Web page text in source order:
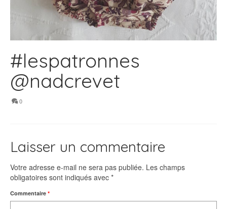
#lespatronnes
@nadcrevet
0
Laisser un commentaire
Votre adresse e-mail ne sera pas publiée. Les champs
obligatoires sont indiqués avec *
Commentaire *